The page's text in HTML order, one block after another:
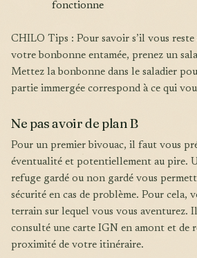
fonctionne
CHILO Tips : Pour savoir s’il vous reste assez de gaz dans
votre bonbonne entamée, prenez un
Mettez la bonbonne dans le saladier
partie immergée correspond à ce qui
Ne pas avoir de plan B
Pour un premier bivouac, il faut vous préparer à toute
éventualité et potentiellement au pire.
refuge gardé ou non gardé vous
sécurité en cas de problème. Pour cela,
terrain sur lequel vous vous aventurez.
consulté une carte IGN en amont et de
proximité de votre itinéraire.